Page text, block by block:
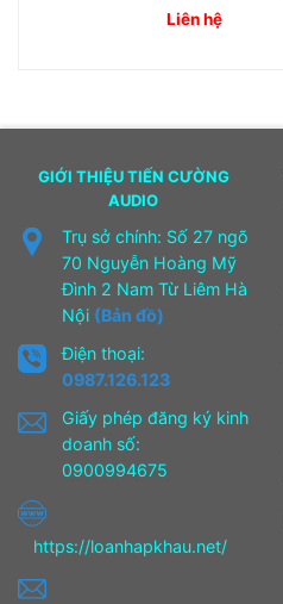
Liên hệ
GIỚI THIỆU TIẾN CƯỜNG
AUDIO
Trụ sở chính: Số 27 ngõ
70 Nguyễn Hoàng Mỹ
Đình 2 Nam Từ Liêm Hà
Nội (Bản đồ)
Điện thoại:
0987.126.123
Giấy phép đăng ký kinh
doanh số:
0900994675
https://loanhapkhau.net/